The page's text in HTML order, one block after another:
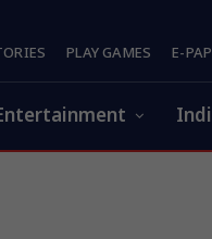
PLAY GAMES E-